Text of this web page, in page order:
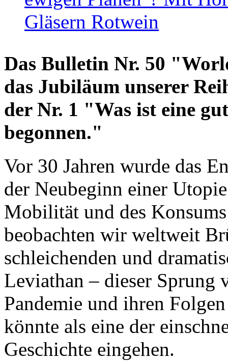
Gläsern Rotwein
Das Bulletin Nr. 50
das Jubiläum unserer
der Nr. 1 "Was ist eine
begonnen."
Vor 30 Jahren wurde das
der Neubeginn einer
Mobilität und des
beobachten wir weltweit
schleichenden und
Leviathan – dieser Sprung
Pandemie und ihren
könnte als eine der
Geschichte eingehen.